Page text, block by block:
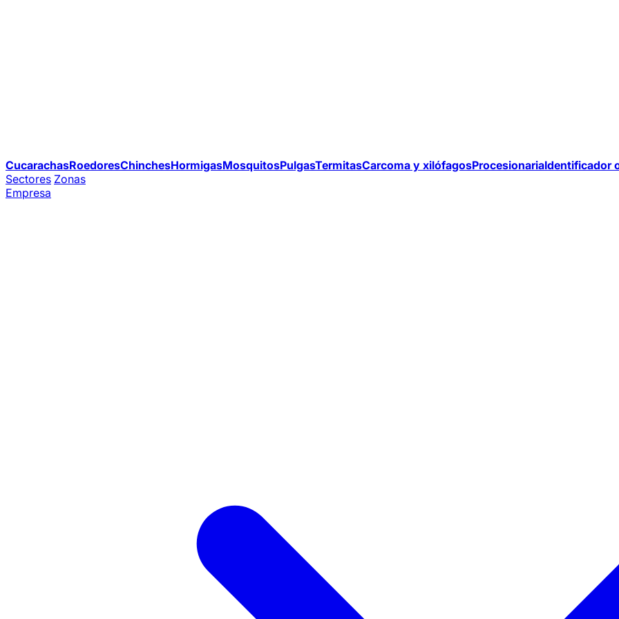
CucarachasRoedoresChinchesHormigasMosquitosPulgasTermitasCarcoma y xilófagosProcesionariaIdentificador
Sectores Zonas
Empresa